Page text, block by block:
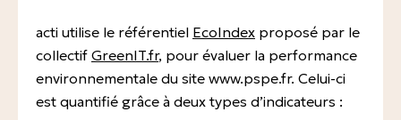
acti utilise le référentiel EcoIndex proposé par le
collectif GreenIT.fr, pour évaluer la performance
environnementale du site www.pspe.fr. Celui-ci
est quantifié grâce à deux types d’indicateurs :